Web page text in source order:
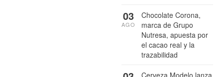
Chocolate Corona,
marca de Grupo
Nutresa, apuesta por
el cacao real y la
trazabilidad
03
AGO
Cerveza Modelo lanza